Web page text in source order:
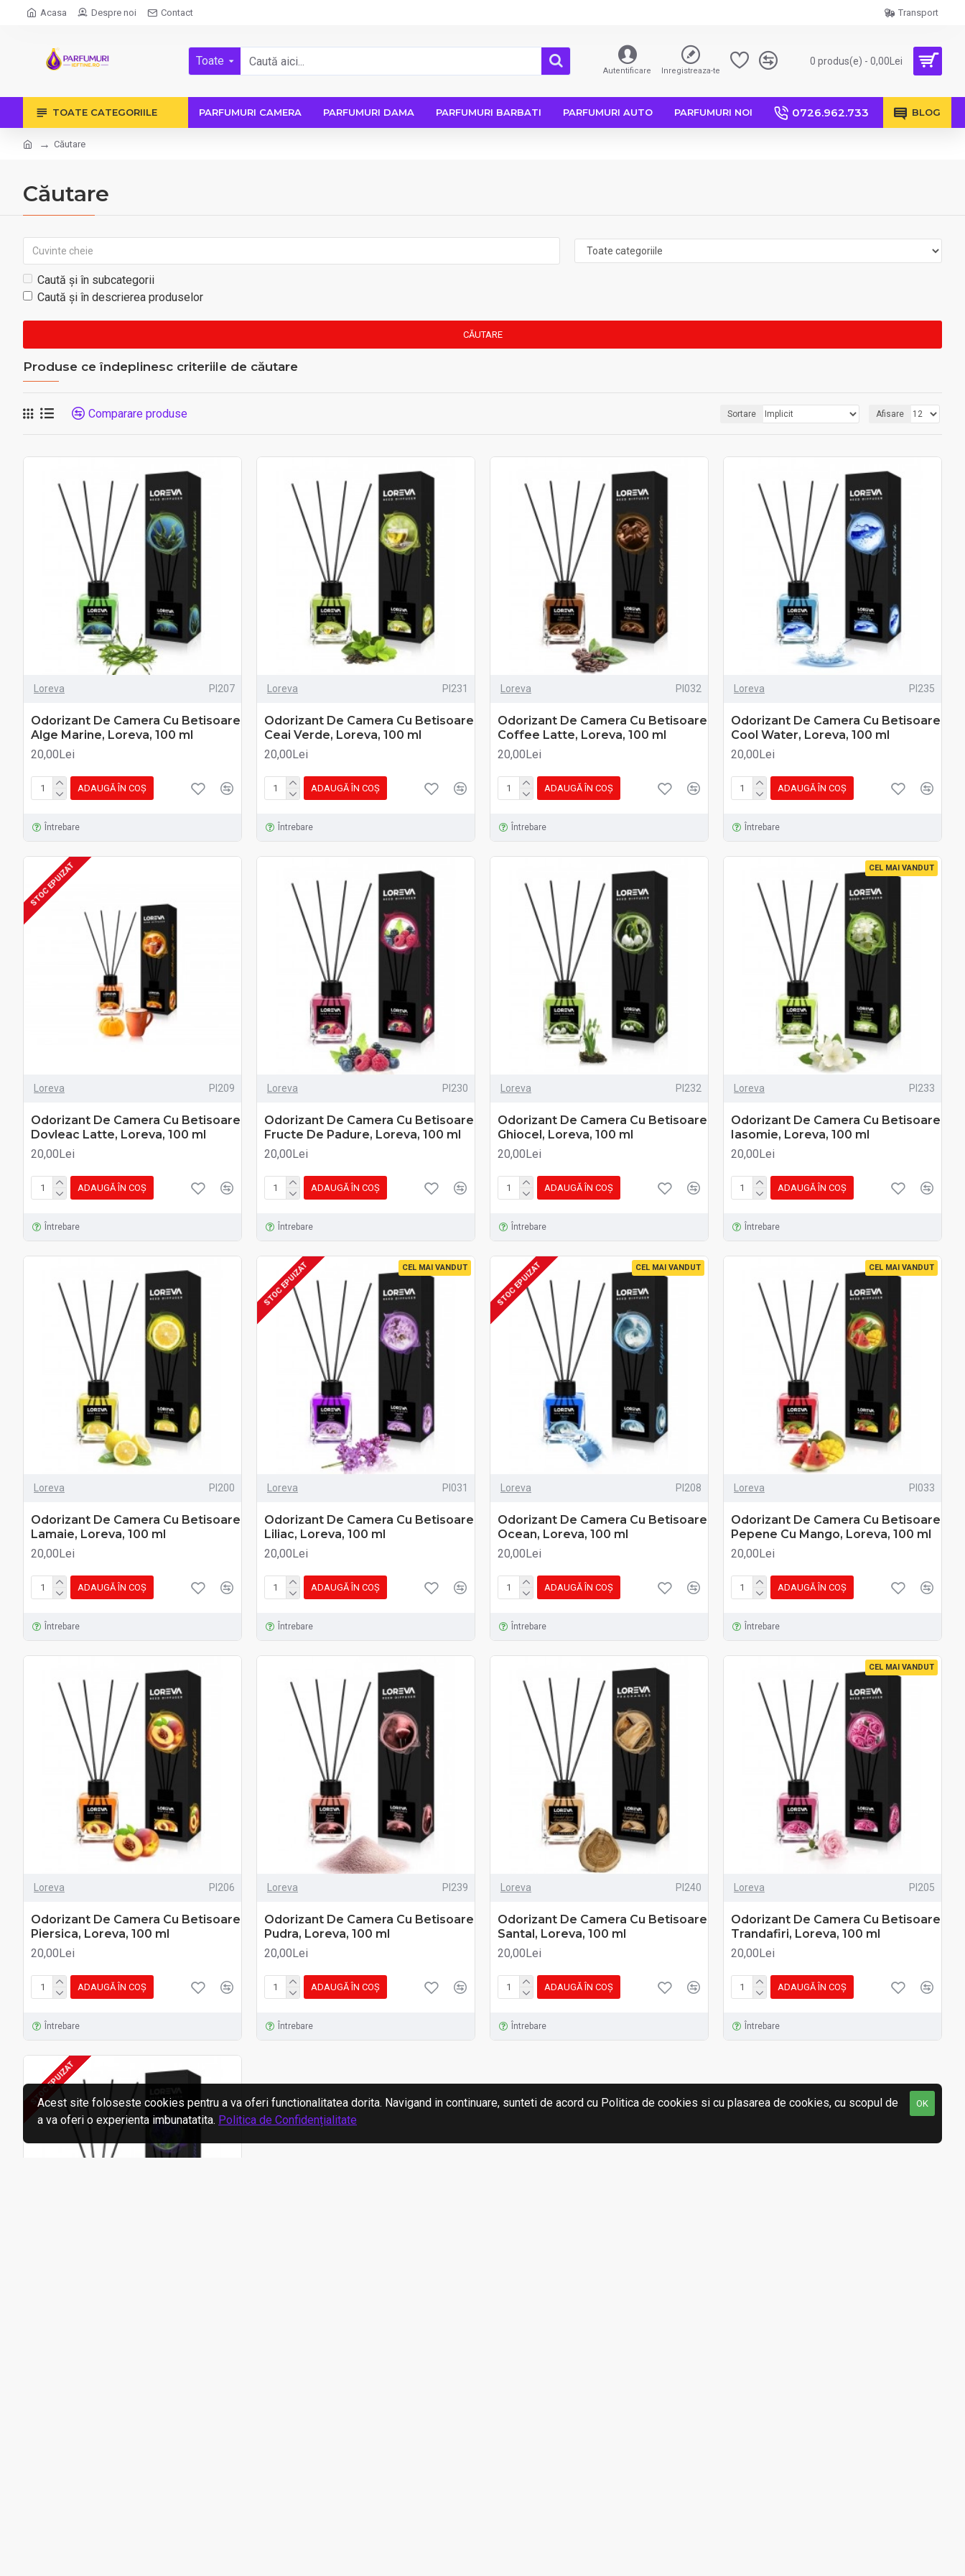
Acasa Despre noi Contact Transport
Toate
Autentificare Inregistreaza-te
0 produs(e) - 0,00Lei
TOATE CATEGORIILE PARFUMURI CAMERA PARFUMURI DAMA PARFUMURI BARBATI PARFUMURI AUTO PARFUMURI NOI 0726.962.733 BLOG
Căutare
Căutare
Caută și în subcategorii
Caută și în descrierea produselor
CĂUTARE
Produse ce îndeplinesc criteriile de căutare
Comparare produse Sortare Afisare
Loreva PI207
Odorizant De Camera Cu Betisoare
Alge Marine, Loreva, 100 ml
20,00Lei
ADAUGĂ ÎN COŞ
Întrebare
Loreva PI231
Odorizant De Camera Cu Betisoare
Ceai Verde, Loreva, 100 ml
20,00Lei
ADAUGĂ ÎN COŞ
Întrebare
Loreva PI032
Odorizant De Camera Cu Betisoare
Coffee Latte, Loreva, 100 ml
20,00Lei
ADAUGĂ ÎN COŞ
Întrebare
Loreva PI235
Odorizant De Camera Cu Betisoare
Cool Water, Loreva, 100 ml
20,00Lei
ADAUGĂ ÎN COŞ
Întrebare
STOC EPUIZAT
Loreva PI209
Odorizant De Camera Cu Betisoare
Dovleac Latte, Loreva, 100 ml
20,00Lei
ADAUGĂ ÎN COŞ
Întrebare
Loreva PI230
Odorizant De Camera Cu Betisoare
Fructe De Padure, Loreva, 100 ml
20,00Lei
ADAUGĂ ÎN COŞ
Întrebare
Loreva PI232
Odorizant De Camera Cu Betisoare
Ghiocel, Loreva, 100 ml
20,00Lei
ADAUGĂ ÎN COŞ
Întrebare
CEL MAI VANDUT
Loreva PI233
Odorizant De Camera Cu Betisoare
Iasomie, Loreva, 100 ml
20,00Lei
ADAUGĂ ÎN COŞ
Întrebare
Loreva PI200
Odorizant De Camera Cu Betisoare
Lamaie, Loreva, 100 ml
20,00Lei
ADAUGĂ ÎN COŞ
Întrebare
CEL MAI VANDUT
STOC EPUIZAT
Loreva PI031
Odorizant De Camera Cu Betisoare
Liliac, Loreva, 100 ml
20,00Lei
ADAUGĂ ÎN COŞ
Întrebare
CEL MAI VANDUT
STOC EPUIZAT
Loreva PI208
Odorizant De Camera Cu Betisoare
Ocean, Loreva, 100 ml
20,00Lei
ADAUGĂ ÎN COŞ
Întrebare
CEL MAI VANDUT
Loreva PI033
Odorizant De Camera Cu Betisoare
Pepene Cu Mango, Loreva, 100 ml
20,00Lei
ADAUGĂ ÎN COŞ
Întrebare
Loreva PI206
Odorizant De Camera Cu Betisoare
Piersica, Loreva, 100 ml
20,00Lei
ADAUGĂ ÎN COŞ
Întrebare
Loreva PI239
Odorizant De Camera Cu Betisoare
Pudra, Loreva, 100 ml
20,00Lei
ADAUGĂ ÎN COŞ
Întrebare
Loreva PI240
Odorizant De Camera Cu Betisoare
Santal, Loreva, 100 ml
20,00Lei
ADAUGĂ ÎN COŞ
Întrebare
CEL MAI VANDUT
Loreva PI205
Odorizant De Camera Cu Betisoare
Trandafiri, Loreva, 100 ml
20,00Lei
ADAUGĂ ÎN COŞ
Întrebare
STOC EPUIZAT OK
Acest site foloseste cookies pentru a va oferi functionalitatea dorita. Navigand in continuare, sunteti de acord cu Politica de cookies si cu plasarea de cookies, cu scopul de
a va oferi o experienta imbunatatita. Politica de Confidențialitate